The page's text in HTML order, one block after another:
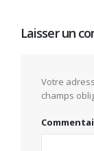
Laisser un
Votre
champs